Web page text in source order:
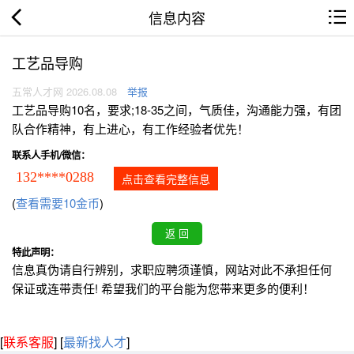
信息内容
工艺品导购
五常人才网 2026.08.08 举报
工艺品导购10名，要求;18-35之间，气质佳，沟通能力强，有团
队合作精神，有上进心，有工作经验者优先！
联系人手机/微信：
132****0288 点击查看完整信息
(查看需要10金币)
特此声明：
信息真伪请自行辨别，求职应聘须谨慎，网站对此不承担任何
保证或连带责任! 希望我们的平台能为您带来更多的便利！
[联系客服] [最新找人才]